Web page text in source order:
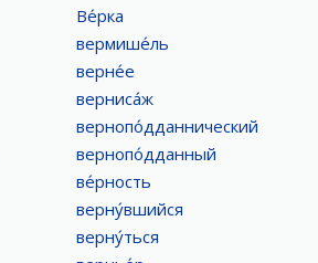
Ве́рка
вермише́ль
верне́е
верниса́ж
вернопо́дданнический
вернопо́дданный
ве́рность
верну́вшийся
верну́ться